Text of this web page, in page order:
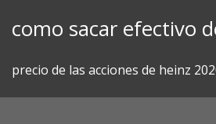
como sacar efectivo
precio de las acciones de heinz